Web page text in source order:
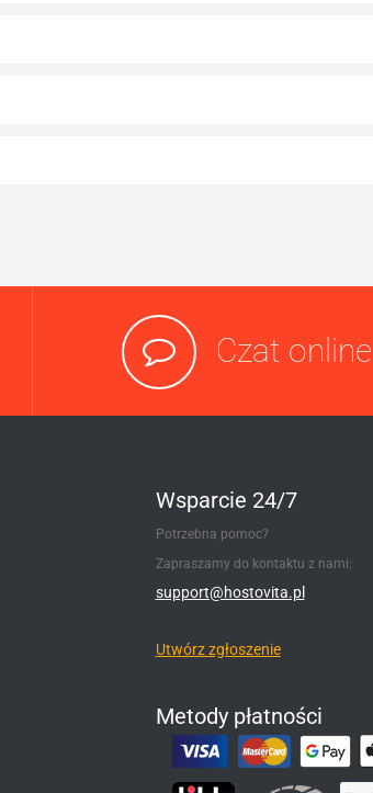
Czat online
Wsparcie 24/7
Potrzebna pomoc?
Zapraszamy do kontaktu z nami:
support@hostovita.pl
Utwórz zgłoszenie
Metody płatności